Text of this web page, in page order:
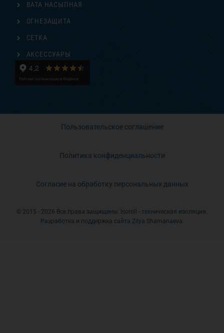
ВАТА НАСЫПНАЯ
ОГНЕЗАЩИТА
СЕТКА
АКСЕССУАРЫ
Пользовательское соглашение
Политика конфиденциальности
Согласие на обработку персональных данных
© 2015 - 2026 Все права защищены. Isoroll - техническая изоляция.
Разработка и поддержка сайта Zilya Shamanaeva.